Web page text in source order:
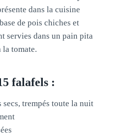
dans la cuisine
de pois chiches et
servies dans un pain pita
la tomate.
falafels :
secs, trempés toute la nuit